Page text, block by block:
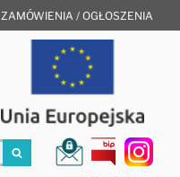
ZAMÓWIENIA / OGŁOSZENIA
Szukaj